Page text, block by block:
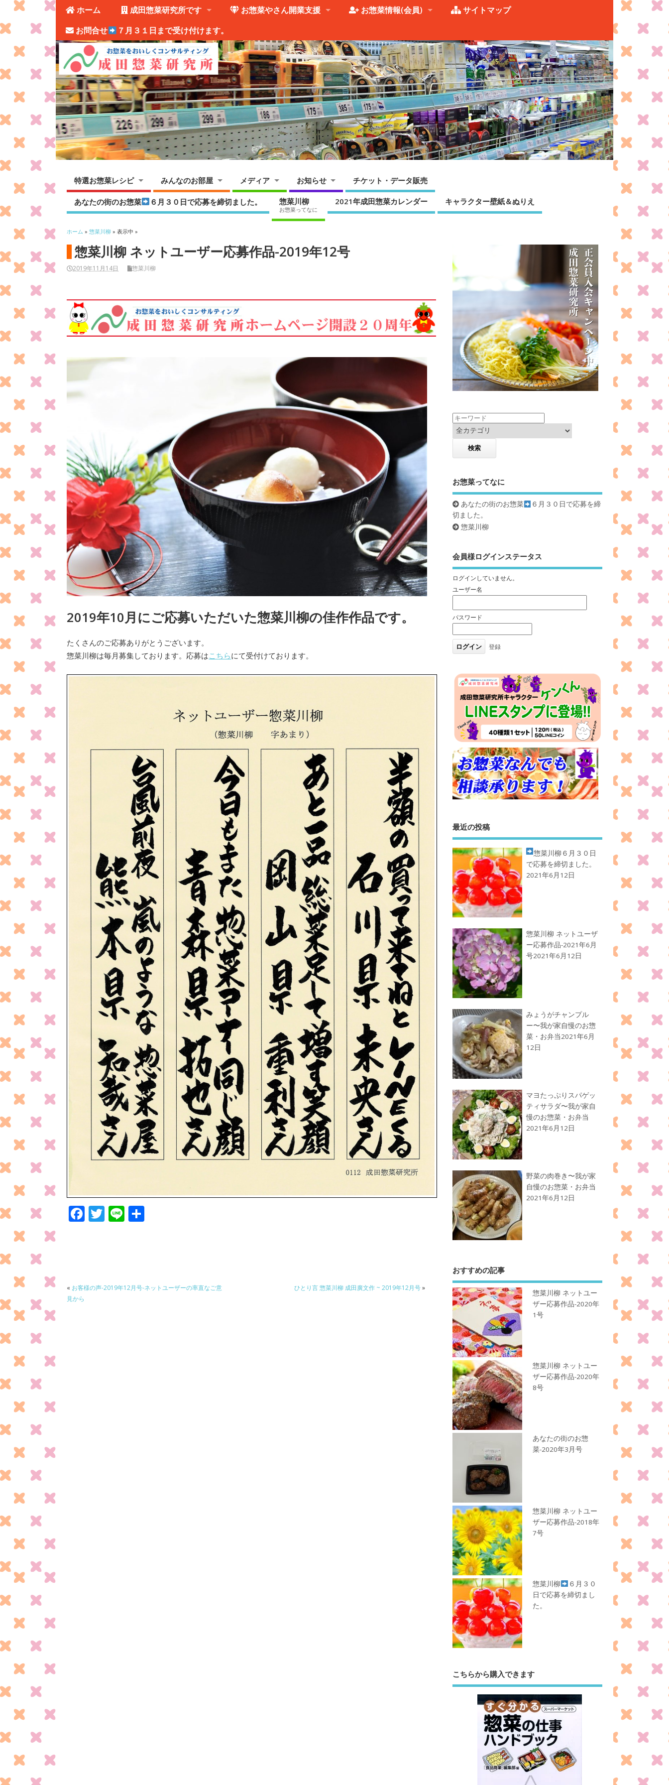
ホーム 成田惣菜研究所です お惣菜やさん開業支援 お惣菜情報(会員)
サイトマップ
お問合せ
７月３１日まで受け付けます。
特選お惣菜レシピ みんなのお部屋 メディア お知らせ チケット・データ販売
あなたの街のお惣菜 ６月３０日で応募を締切ました。 惣菜川柳
お惣菜ってなに
2021年成田惣菜カレンダー キャラクター壁紙＆ぬりえ
ホーム »惣菜川柳 » 表示中 »
惣菜川柳 ネットユーザー応募作品-2019年12号
2019年11月14日 惣菜川柳
2019年10月にご応募いただいた惣菜川柳の佳作作品です。
たくさんのご応募ありがとうございます。
惣菜川柳は毎月募集しております。応募はこちらにて受付けております。
F
o
T Li
« お客様の声-2019年12月号-ネットユーザーの率直なご意
見から
ひとり言 惣菜川柳 成田廣文作 ~ 2019年12月号»
お惣菜ってなに
あなたの街のお惣菜
６月３０日で応募を締
切ました。
惣菜川柳
会員様ログインステータス
ログインしていません。
ユーザー名
パスワード
登録
最近の投稿
惣菜川柳 ６月３０日
で応募を締切ました。
2021年6月12日
惣菜川柳 ネットユーザ
ー応募作品-2021年6月
号2021年6月12日
みょうがチャンプル
ー〜我が家自慢のお惣
菜・お弁当2021年6月
12日
マヨたっぷりスパゲッ
ティサラダ〜我が家自
慢のお惣菜・お弁当
2021年6月12日
野菜の肉巻き〜我が家
自慢のお惣菜・お弁当
2021年6月12日
おすすめの記事
惣菜川柳 ネットユー
ザー応募作品-2020年
1号
惣菜川柳 ネットユー
ザー応募作品-2020年
8号
あなたの街のお惣
菜-2020年3月号
惣菜川柳 ネットユー
ザー応募作品-2018年
7号
惣菜川柳
６月３０
日で応募を締切まし
た。
こちらから購入できます